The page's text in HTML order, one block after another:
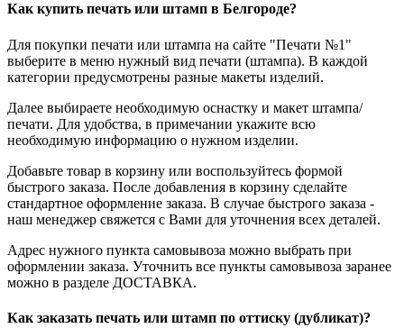
Как купить печать или штамп в Белгороде?
Для покупки печати или штампа на сайте "Печати №1"
выберите в меню нужный вид печати (штампа). В каждой
категории предусмотрены разные макеты изделий.
Далее выбираете необходимую оснастку и макет штампа/
печати. Для удобства, в примечании укажите всю
необходимую информацию о нужном изделии.
Добавьте товар в корзину или воспользуйтесь формой
быстрого заказа. После добавления в корзину сделайте
стандартное оформление заказа. В случае быстрого заказа -
наш менеджер свяжется с Вами для уточнения всех деталей.
Адрес нужного пункта самовывоза можно выбрать при
оформлении заказа. Уточнить все пункты самовывоза заранее
можно в разделе ДОСТАВКА.
Как заказать печать или штамп по оттиску (дубликат)?